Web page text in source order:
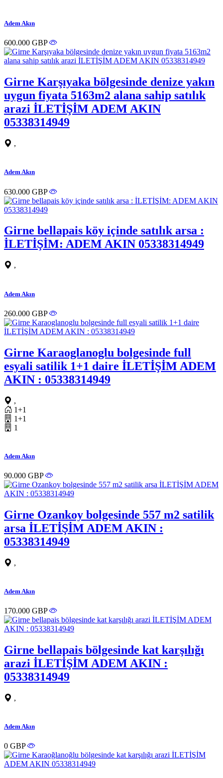
Adem Akın
600.000 GBP
Girne Karşıyaka bölgesinde denize yakın
uygun fiyata 5163m2 alana sahip satılık
arazi İLETİŞİM ADEM AKIN
05338314949
,
Adem Akın
630.000 GBP
Girne bellapais köy içinde satılık arsa :
İLETİŞİM: ADEM AKIN 05338314949
,
Adem Akın
260.000 GBP
Girne Karaoglanoglu bolgesinde full
esyali satilik 1+1 daire İLETİŞİM ADEM
AKIN : 05338314949
,
1+1
1+1
1
Adem Akın
90.000 GBP
Girne Ozankoy bolgesinde 557 m2 satilik
arsa İLETİŞİM ADEM AKIN :
05338314949
,
Adem Akın
170.000 GBP
Girne bellapais bölgesinde kat karşılığı
arazi İLETİŞİM ADEM AKIN :
05338314949
,
Adem Akın
0 GBP